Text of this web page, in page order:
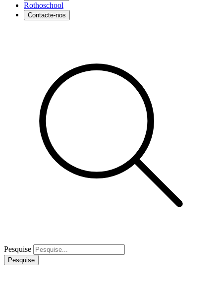
Rothoschool
Contacte-nos
Pesquise
Pesquise